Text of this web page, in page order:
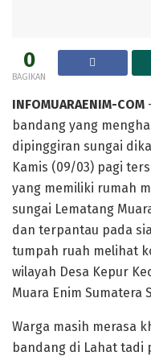
0
BAGIKAN
INFOMUARAENIM-COM
bandang yang
dipinggiran sungai
Kamis (09/03) pagi
yang memiliki rumah
sungai Lematang
dan terpantau pada
tumpah ruah melihat
wilayah Desa Kepur
Muara Enim Sumatera
Warga masih merasa
bandang di Lahat tadi